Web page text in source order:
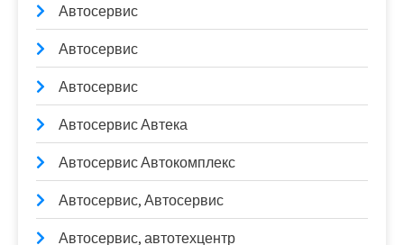
Автосервис
Автосервис
Автосервис
Автосервис Автека
Автосервис Автокомплекс
Автосервис, Автосервис
Автосервис, автотехцентр